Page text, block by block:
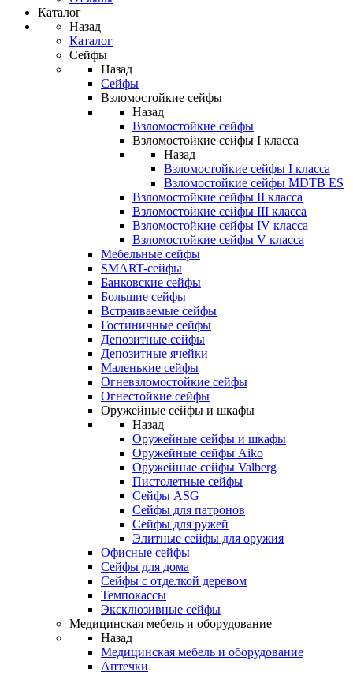
Каталог
Назад
Каталог
Сейфы
Назад
Сейфы
Взломостойкие сейфы
Назад
Взломостойкие сейфы
Взломостойкие сейфы I класса
Назад
Взломостойкие сейфы I класса
Взломостойкие сейфы MDTB ES
Взломостойкие сейфы II класса
Взломостойкие сейфы III класса
Взломостойкие сейфы IV класса
Взломостойкие сейфы V класса
Мебельные сейфы
SMART-сейфы
Банковские сейфы
Большие сейфы
Встраиваемые сейфы
Гостиничные сейфы
Депозитные сейфы
Депозитные ячейки
Маленькие сейфы
Огневзломостойкие сейфы
Огнестойкие сейфы
Оружейные сейфы и шкафы
Назад
Оружейные сейфы и шкафы
Оружейные сейфы Aiko
Оружейные сейфы Valberg
Пистолетные сейфы
Сейфы ASG
Сейфы для патронов
Сейфы для ружей
Элитные сейфы для оружия
Офисные сейфы
Сейфы для дома
Сейфы с отделкой деревом
Темпокассы
Эксклюзивные сейфы
Медицинская мебель и оборудование
Назад
Медицинская мебель и оборудование
Аптечки